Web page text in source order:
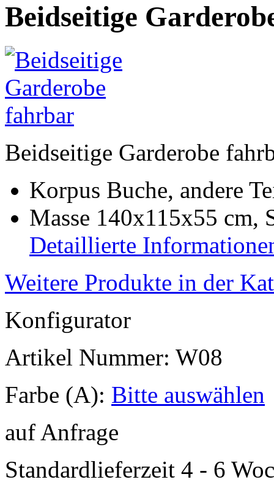
Beidseitige
Beidseitige Garderobe
Korpus Buche, andere
Masse 140x115x55 cm,
Detaillierte
Weitere Produkte in der
Konfigurator
Artikel Nummer: W08
Farbe (A): Bitte auswählen
auf Anfrage
Standardlieferzeit 4 - 6